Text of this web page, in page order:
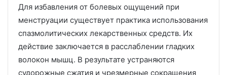
Для избавления от болевых ощущений при
менструации существует практика использования
спазмолитических лекарственных средств. Их
действие заключается в расслаблении гладких
волокон мышц. В результате устраняются
судорожные сжатия и чрезмерные сокращения